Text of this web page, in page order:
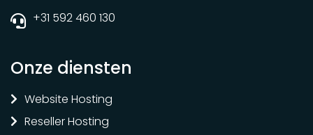
+31 592 460 130
Onze diensten
Website Hosting
Reseller Hosting